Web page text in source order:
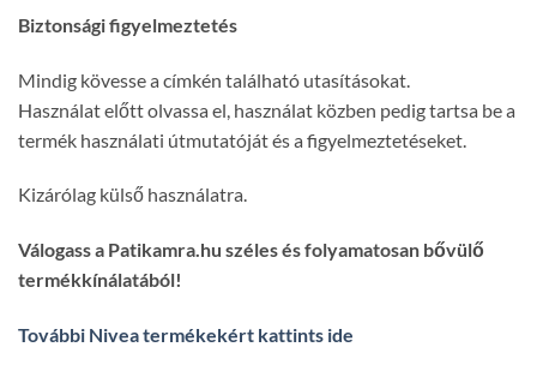
Biztonsági figyelmeztetés
Mindig kövesse a címkén található utasításokat.
Használat előtt olvassa el, használat közben pedig tartsa be a
termék használati útmutatóját és a figyelmeztetéseket.
Kizárólag külső használatra.
Válogass a Patikamra.hu széles és folyamatosan bővülő
termékkínálatából!
További Nivea termékekért kattints ide